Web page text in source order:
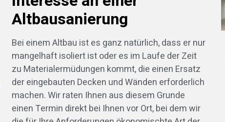
Altbausanierung
Bei einem Altbau ist es ganz natürlich, dass er nur
mangelhaft isoliert ist oder es im Laufe der Zeit
zu Materialermüdungen kommt, die einen Ersatz
der eingebauten Decken und Wänden erforderlich
machen. Wir raten Ihnen aus diesem Grunde
einen Termin direkt bei Ihnen vor Ort, bei dem wir